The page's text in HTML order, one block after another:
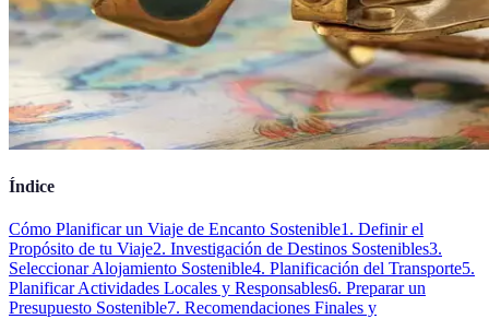
Índice
Cómo Planificar un Viaje de Encanto Sostenible1. Definir el
Propósito de tu Viaje2. Investigación de Destinos Sostenibles3.
Seleccionar Alojamiento Sostenible4. Planificación del Transporte5.
Planificar Actividades Locales y Responsables6. Preparar un
Presupuesto Sostenible7. Recomendaciones Finales y